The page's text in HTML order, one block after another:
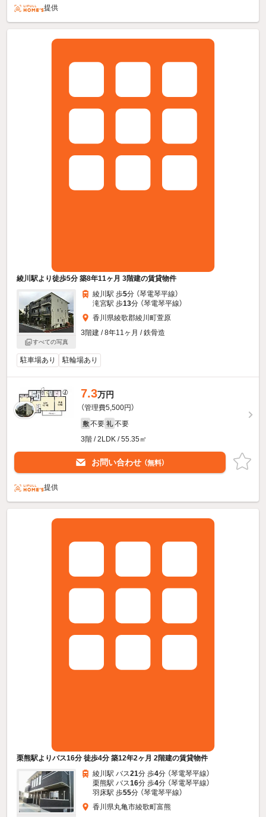
提供
綾川駅より徒歩5分 築8年11ヶ月 3階建の賃貸物件
すべての写真
綾川駅 歩5分 （琴電琴平線）
滝宮駅 歩13分 （琴電琴平線）
香川県綾歌郡綾川町萱原
3階建 / 8年11ヶ月 / 鉄骨造
駐車場あり 駐輪場あり
7.3万円
（管理費5,500円）
敷 不要 礼 不要
3階 / 2LDK / 55.35㎡
お問い合わせ （無料）
提供
栗熊駅よりバス16分 徒歩4分 築12年2ヶ月 2階建の賃貸物件
綾川駅 バス21分 歩4分 （琴電琴平線）
栗熊駅 バス16分 歩4分 （琴電琴平線）
羽床駅 歩55分 （琴電琴平線）
香川県丸亀市綾歌町富熊